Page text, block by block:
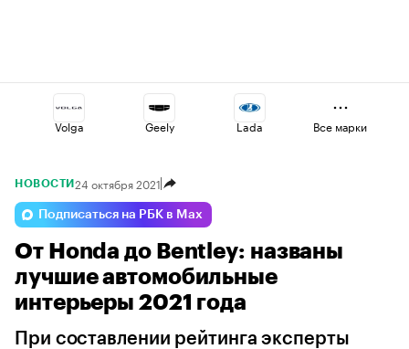
Volga Geely Lada
Changan Omoda
Jaecoo Esteo Haval
Все марки
НОВОСТИ 24 октября 2021
Подписаться на РБК в Max
От Honda до Bentley: названы
лучшие автомобильные
интерьеры 2021 года
При составлении рейтинга эксперты